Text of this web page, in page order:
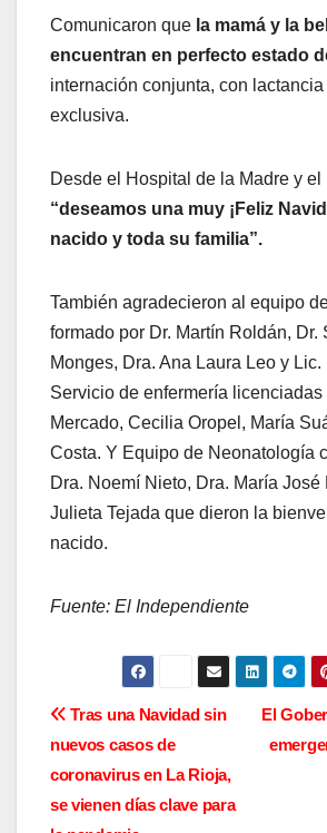
Comunicaron que la mamá y la
encuentran en perfecto estado
internación conjunta, con lactancia
exclusiva.
Desde el Hospital de la Madre y el
“deseamos una muy ¡Feliz
nacido y toda su familia”.
También agradecieron al equipo
formado por Dr. Martín Roldán, Dr.
Monges, Dra. Ana Laura Leo y Lic.
Servicio de enfermería licenciadas
Mercado, Cecilia Oropel, María
Costa. Y Equipo de Neonatología
Dra. Noemí Nieto, Dra. María José
Julieta Tejada que dieron la
nacido.
Fuente: El Independiente
N
a
v
El
Tras una Navidad sin
nuevos casos de
coronavirus en La Rioja,
se vienen días clave para